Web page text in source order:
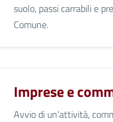
suolo, passi carrabili e
Comune.
Imprese e
Avvio di un’attività,